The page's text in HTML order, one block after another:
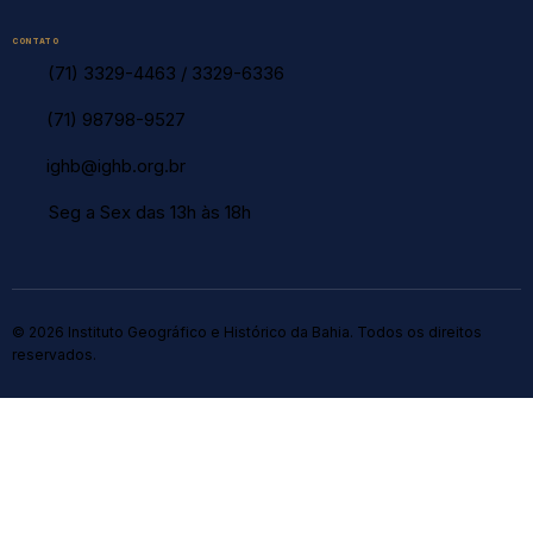
CONTATO
(71) 3329-4463 / 3329-6336
(71) 98798-9527
ighb@ighb.org.br
Seg a Sex das 13h às 18h
© 2026 Instituto Geográfico e Histórico da Bahia. Todos os direitos
reservados.